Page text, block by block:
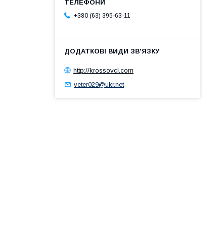
+380 (63) 395-63-11
http://krossovci.com
veter029@ukr.net